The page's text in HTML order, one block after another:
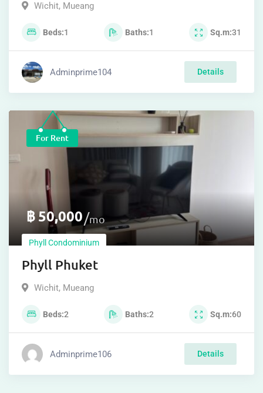
Wichit, Mueang
Beds 1 Baths 1 Sq.m 31
Adminprime104 Details
For Rent
฿50,000 mo
Phyll Condominium
Phyll Phuket
Wichit, Mueang
Beds 2 Baths 2 Sq.m 60
Adminprime106 Details